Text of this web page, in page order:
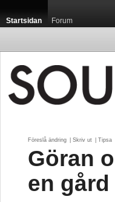
Startsidan Forum
Föreslå ändring Skriv ut Tipsa
Göran
en gård